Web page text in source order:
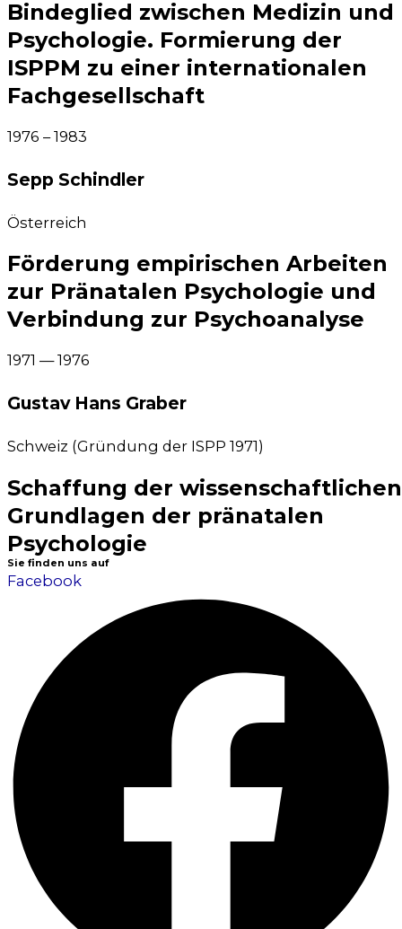
Bindeglied zwischen Medizin und
Psychologie. Formierung der
ISPPM zu einer internationalen
Fachgesellschaft
1976 – 1983
Sepp Schindler​
Öster­reich
Förderung empirischen Arbeiten
zur Pränatalen Psychologie und
Verbindung zur Psychoanalyse
1971 — 1976
Gustav Hans Graber
Schweiz (Grün­dung der ISPP 1971)
Schaffung der wissenschaftlichen
Grundlagen der pränatalen
Psychologie
Sie finden uns auf
Facebook